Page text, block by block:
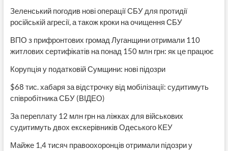
Зеленський погодив нові операції СБУ для протидії
російській агресії, а також кроки на очищення СБУ
ВПО з прифронтових громад Луганщини отримали 110
житлових сертифікатів на понад 150 млн грн: як це працює
Корупція у податковій Сумщини: нові підозри
$68 тис. хабаря за відстрочку від мобілізації: судитимуть
співробітника СБУ (ВІДЕО)
За переплату 12 млн грн на ліжках для військових
судитимуть двох екскерівників Одеського КЕУ
Майже 1,4 тисяч правоохоронців отримали підозри у